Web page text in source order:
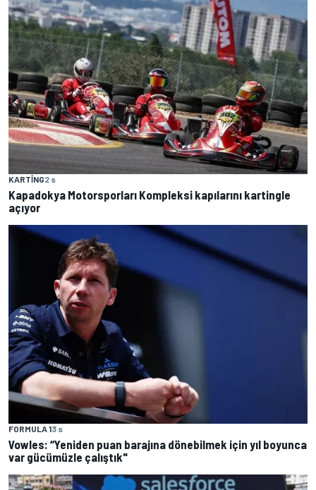
KARTING2 s
Kapadokya Motorsporları Kompleksi kapılarını kartingle
açıyor
FORMULA 13 s
Vowles: “Yeniden puan barajına dönebilmek için yıl boyunca
var gücümüzle çalıştık"